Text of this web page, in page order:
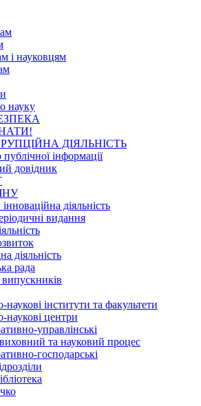
і науковцям
науку
ДІЯЛЬНІСТЬ
інформації
довідник
діяльність
видання
діяльність
рада
випускників
наукові інститути та факультети
наукові центри
управлінські
та науковий процес
господарські